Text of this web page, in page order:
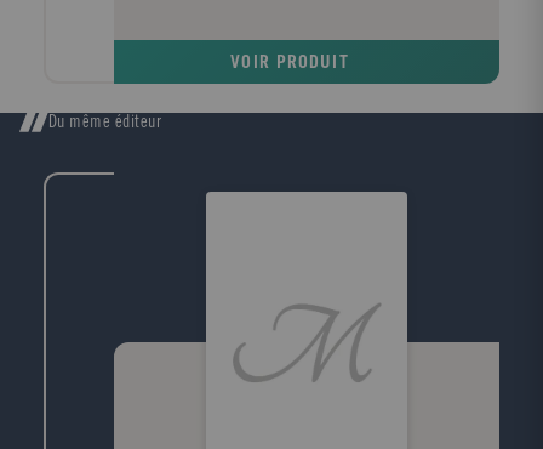
VOIR PRODUIT
Du même éditeur